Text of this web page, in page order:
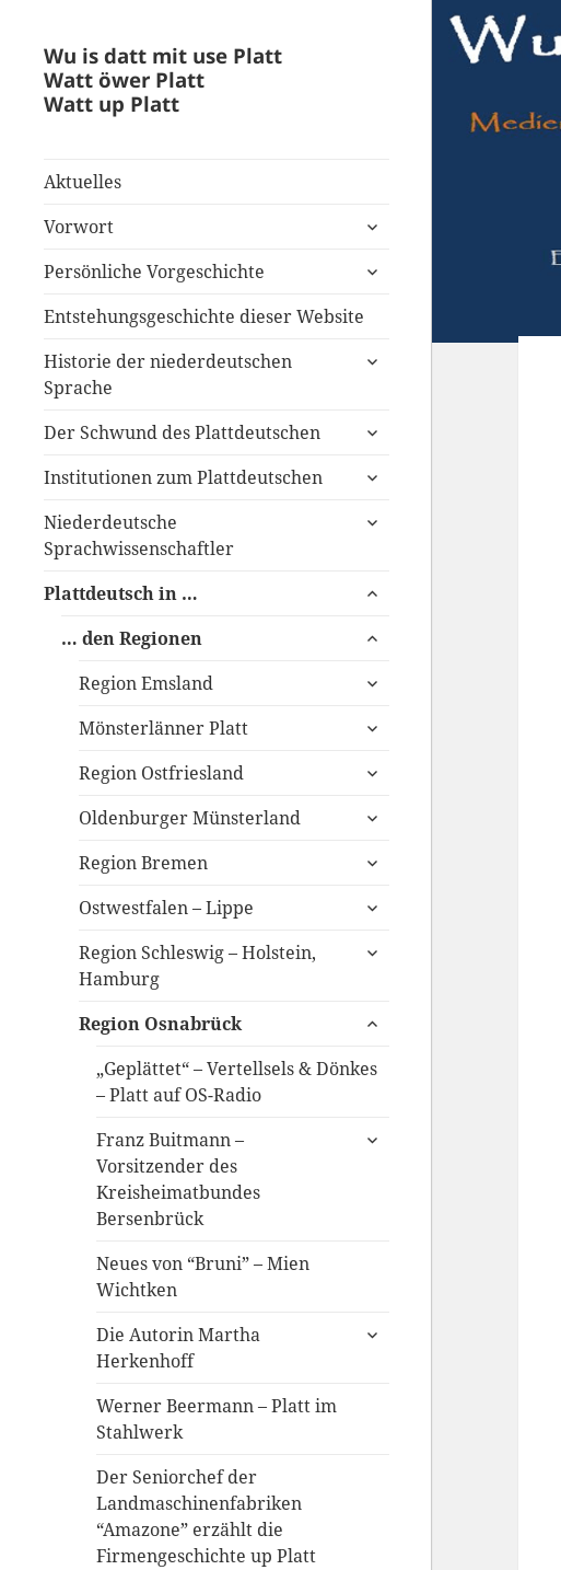
Wu is datt mit use Platt
Watt öwer Platt
Watt up Platt
Aktuelles
Vorwort
untermenü
Persönliche Vorgeschichte
untermenü
Entstehungsgeschichte dieser Website
Historie der niederdeutschen
Sprache
untermenü
Der Schwund des Plattdeutschen
untermenü
Institutionen zum Plattdeutschen
untermenü
Niederdeutsche
Sprachwissenschaftler
untermenü
Plattdeutsch in …
untermenü
… den Regionen
untermenü
Region Emsland
untermenü
Mönsterlänner Platt
untermenü
Region Ostfriesland
untermenü
Oldenburger Münsterland
untermenü
Region Bremen
untermenü
Ostwestfalen – Lippe
untermenü
Region Schleswig – Holstein,
Hamburg
untermenü
Region Osnabrück
untermenü
„Geplättet“ – Vertellsels & Dönkes
– Platt auf OS-Radio
Franz Buitmann –
Vorsitzender des
Kreisheimatbundes
Bersenbrück
untermenü
Neues von “Bruni” – Mien
Wichtken
Die Autorin Martha
Herkenhoff
untermenü
Werner Beermann – Platt im
Stahlwerk
Der Seniorchef der
Landmaschinenfabriken
“Amazone” erzählt die
Firmengeschichte up Platt